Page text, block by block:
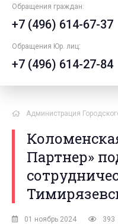
Обращения граждан:
+7 (496) 614-67-37
Обращения Юр. лиц:
+7 (496) 614-27-84
Администрация
Партнер»
01 ноябрь 2024 393